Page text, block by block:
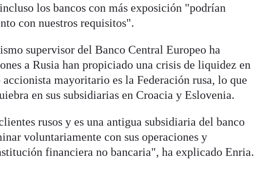
los bancos con más exposición "podrían
con nuestros requisitos".
supervisor del Banco Central Europeo ha
a Rusia han propiciado una crisis de liquidez en
accionista mayoritario es la Federación rusa, lo que
en sus subsidiarias en Croacia y Eslovenia.
rusos y es una antigua subsidiaria del banco
voluntariamente con sus operaciones y
financiera no bancaria", ha explicado Enria.